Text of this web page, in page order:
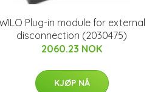
Plug-in module for external
disconnection (2030475)
2060.23 NOK
KJØP NÅ